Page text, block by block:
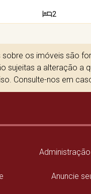
2
os imóveis são
sujeitas a alteração a
Consulte-nos em
Anuncie